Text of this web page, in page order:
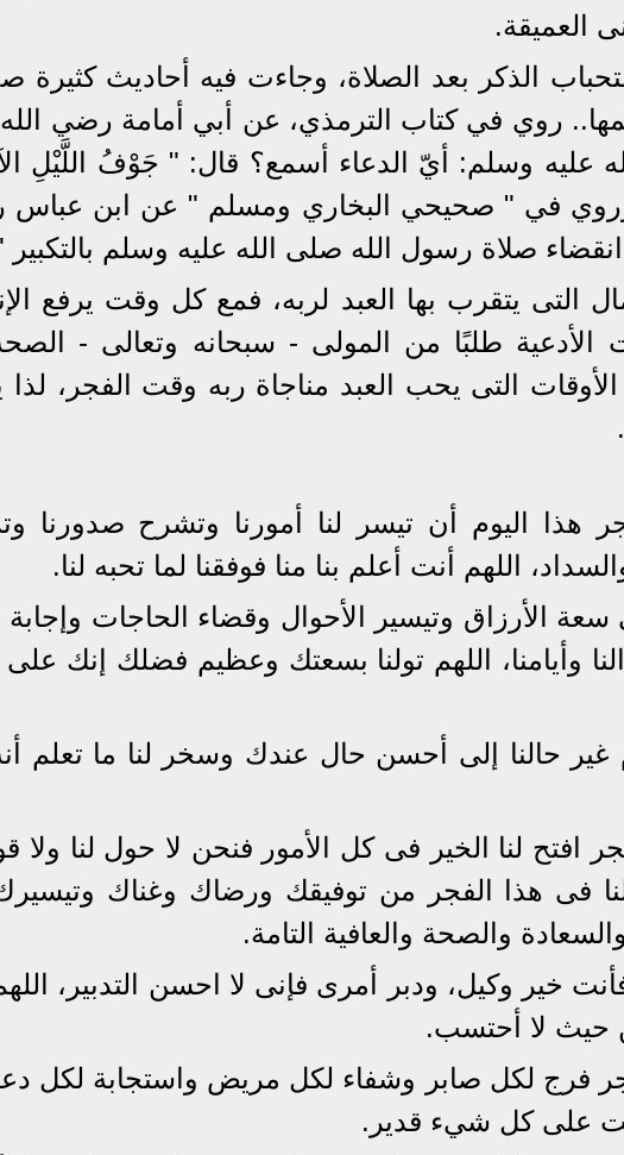
العميقة.
الذكر بعد الصلاة، وجاءت فيه أحاديث كثيرة
روي في كتاب الترمذي، عن أبي أمامة رضي
عليه وسلم: أيّ الدعاء أسمع؟ قال: " جَوْفُ اللَّيْلِ
وروي في " صحيحي البخاري ومسلم " عن ابن عباس
صلاة رسول الله صلى الله عليه وسلم بالتكبير
التى يتقرب بها العبد لربه، فمع كل وقت يرفع
الأدعية طلبًا من المولى - سبحانه وتعالى -
التى يحب العبد مناجاة ربه وقت الفجر، لذا
هذا اليوم أن تيسر لنا أمورنا وتشرح صدورنا
اللهم أنت أعلم بنا منا فوفقنا لما تحبه لنا.
سعة الأرزاق وتيسير الأحوال وقضاء الحاجات وإجابة
وأيامنا، اللهم تولنا بسعتك وعظيم فضلك إنك
غير حالنا إلى أحسن حال عندك وسخر لنا ما تعلم
افتح لنا الخير فى كل الأمور فنحن لا حول لنا ولا
فى هذا الفجر من توفيقك ورضاك وغناك وتيسيرك
والصحة والعافية التامة.
خير وكيل، ودبر أمرى فإنى لا احسن التدبير،
حيث لا أحتسب.
فرج لكل صابر وشفاء لكل مريض واستجابة لكل
على كل شيء قدير.